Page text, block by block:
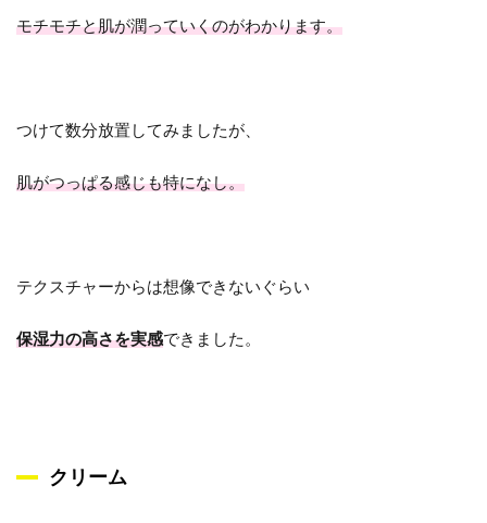
モチモチと肌が潤っていくのがわかります。
つけて数分放置してみましたが、
肌がつっぱる感じも特になし。
テクスチャーからは想像できないぐらい
保湿力の高さを実感できました。
クリーム